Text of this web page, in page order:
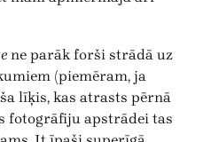
ne parāk forši strādā uz
(piemēram, ja
līķis, kas atrasts pērnā
fotogrāfiju apstrādei tas